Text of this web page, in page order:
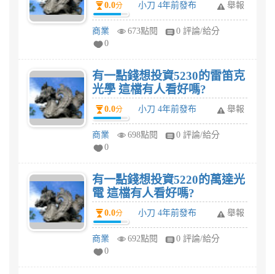
0.0分 小刀 4年前發布 舉報
商業 673點閱
0 評論/給分
0
有一點錢想投資5230的雷笛克
光學 這檔有人看好嗎?
0.0分 小刀 4年前發布 舉報
商業 698點閱
0 評論/給分
0
有一點錢想投資5220的萬達光
電 這檔有人看好嗎?
0.0分 小刀 4年前發布 舉報
商業 692點閱
0 評論/給分
0